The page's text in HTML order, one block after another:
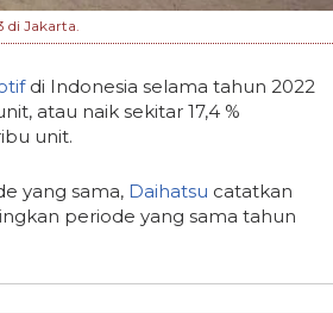
di Jakarta.
di Indonesia selama tahun 2022
atau naik sekitar 17,4 %
unit.
yang sama, Daihatsu catatkan
periode yang sama tahun